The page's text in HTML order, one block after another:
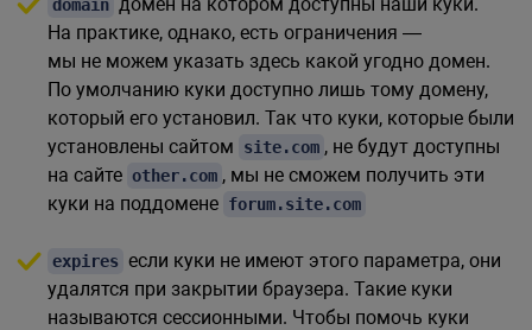
domain
На практике, однако, есть ограничения —
мы не можем указать здесь какой угодно домен.
По умолчанию куки доступно лишь тому домену,
который его установил. Так что куки, которые были
установлены сайтом
site.com , не будут доступны
на сайте other.com , мы не сможем получить эти
куки на поддомене forum.site.com
expires если куки не имеют этого параметра, они
удалятся при закрытии браузера. Такие куки
называются сессионными. Чтобы помочь куки